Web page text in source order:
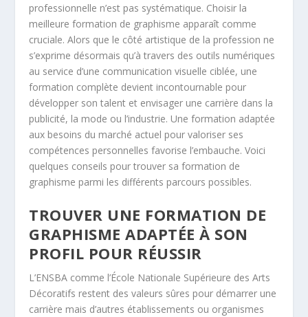
professionnelle n’est pas systématique. Choisir la
meilleure formation de graphisme apparaît comme
cruciale. Alors que le côté artistique de la profession ne
s’exprime désormais qu’à travers des outils numériques
au service d’une communication visuelle ciblée, une
formation complète devient incontournable pour
développer son talent et envisager une carrière dans la
publicité, la mode ou l’industrie. Une formation adaptée
aux besoins du marché actuel pour valoriser ses
compétences personnelles favorise l’embauche. Voici
quelques conseils pour trouver sa formation de
graphisme parmi les différents parcours possibles.
TROUVER UNE FORMATION DE
GRAPHISME ADAPTÉE À SON
PROFIL POUR RÉUSSIR
L’ENSBA comme l’École Nationale Supérieure des Arts
Décoratifs restent des valeurs sûres pour démarrer une
carrière mais d’autres établissements ou organismes